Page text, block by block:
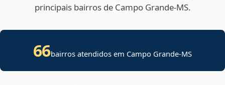
principais bairros de Campo Grande‑MS.
66bairros atendidos em Campo Grande-MS